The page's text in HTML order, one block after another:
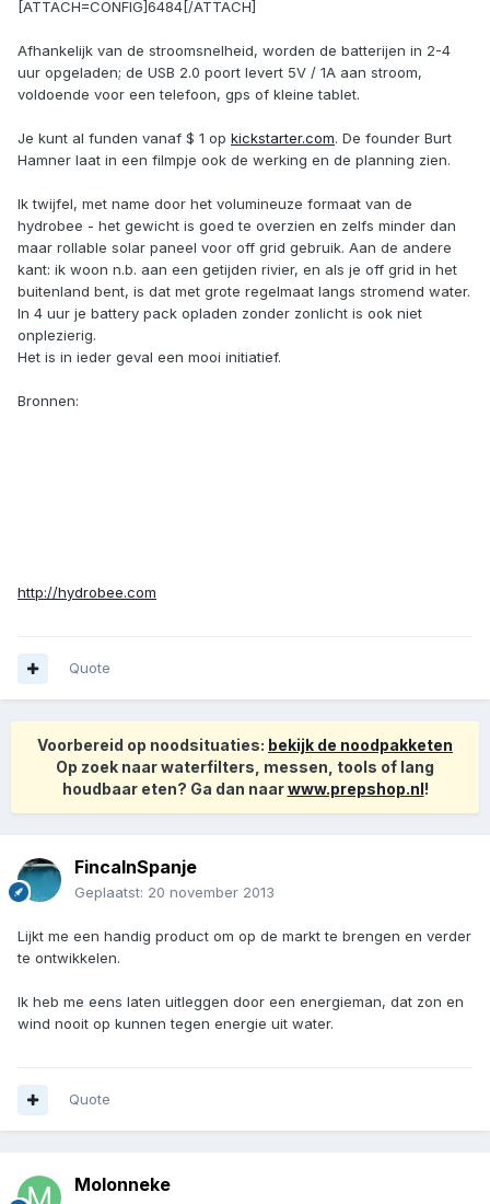
[ATTACH=CONFIG]6484[/ATTACH]
Afhankelijk van de stroomsnelheid, worden de batterijen in 2-4
uur opgeladen; de USB 2.0 poort levert 5V / 1A aan stroom,
voldoende voor een telefoon, gps of kleine tablet.
Je kunt al funden vanaf $ 1 op kickstarter.com. De founder Burt
Hamner laat in een filmpje ook de werking en de planning zien.
Ik twijfel, met name door het volumineuze formaat van de
hydrobee - het gewicht is goed te overzien en zelfs minder dan
maar rollable solar paneel voor off grid gebruik. Aan de andere
kant: ik woon n.b. aan een getijden rivier, en als je off grid in het
buitenland bent, is dat met grote regelmaat langs stromend water.
In 4 uur je battery pack opladen zonder zonlicht is ook niet
onplezierig.
Het is in ieder geval een mooi initiatief.
Bronnen:
http://hydrobee.com
Quote
Voorbereid op noodsituaties: bekijk de noodpakketen
Op zoek naar waterfilters, messen, tools of lang
houdbaar eten? Ga dan naarwww.prepshop.nl!
FincaInSpanje
Geplaatst: 20 november 2013
Lijkt me een handig product om op de markt te brengen en verder
te ontwikkelen.
Ik heb me eens laten uitleggen door een energieman, dat zon en
wind nooit op kunnen tegen energie uit water.
Quote
Molonneke